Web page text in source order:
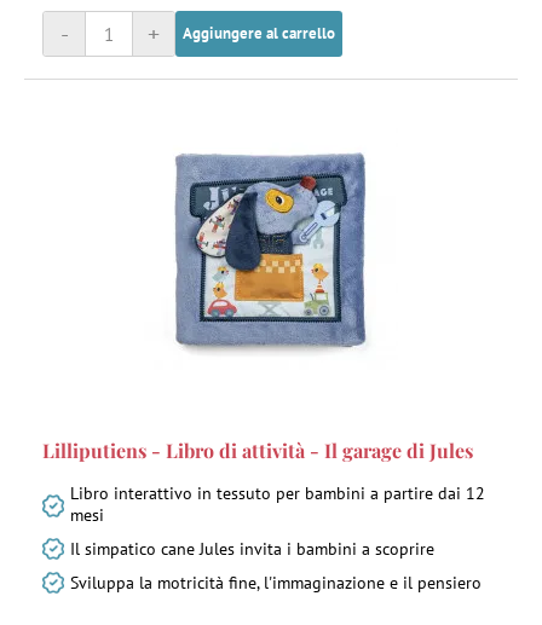
+
- Aggiungere al carrello
Lilliputiens - Libro di attività - Il garage di Jules
Libro interattivo in tessuto per bambini a partire dai 12
mesi
Il simpatico cane Jules invita i bambini a scoprire
Sviluppa la motricità fine, l'immaginazione e il pensiero